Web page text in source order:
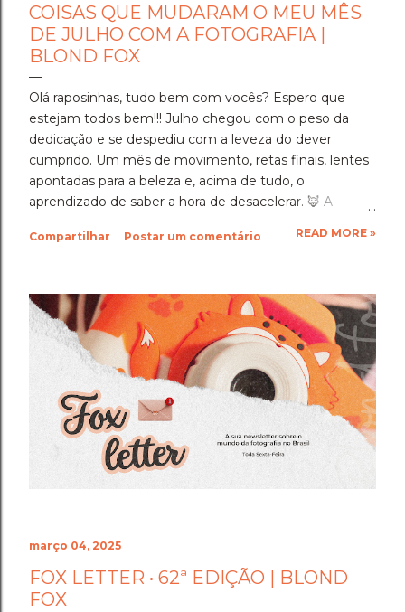
COISAS QUE MUDARAM O MEU MÊS
DE JULHO COM A FOTOGRAFIA |
BLOND FOX
Olá raposinhas, tudo bem com vocês? Espero que
estejam todos bem!!! Julho chegou com o peso da
dedicação e se despediu com a leveza do dever
cumprido. Um mês de movimento, retas finais, lentes
apontadas para a beleza e, acima de tudo, o
aprendizado de saber a hora de desacelerar. ​🦊 A
mês em que a disciplina atingiu o seu ponto mais alto.
importante foi um exercício de resiliência e entrega.
Aprendi que quando a gente se compromete de
verdade com um objetivo, a nossa mente descobre
uma capacidade de sustentação que a gente nem
sabia que tinha. Foi exaustivo, mas foi a prova concreta
da minha própria força. 🦊 A Viagem para Holambra: O
Cenário do Desafio ​Trocar de ar e ir fazer a prova em
Holambra transformou o peso do compromisso em
uma experiência memorável. A cidade das flores, com
sua arquitetura, suas estufas e suas estra...
Compartilhar Postar um comentário READ MORE »
março 04, 2025
FOX LETTER • 62ª EDIÇÃO | BLOND
FOX